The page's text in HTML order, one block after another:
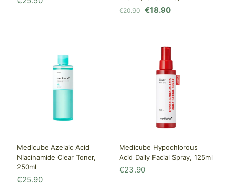
€20.90
Первоначальная
€20.90.
€18.90Текущая
Medicube Azelaic Acid
Niacinamide Clear Toner,
250ml
€25.90
Medicube Hypochlorous
Acid Daily Facial Spray, 125ml
€23.90